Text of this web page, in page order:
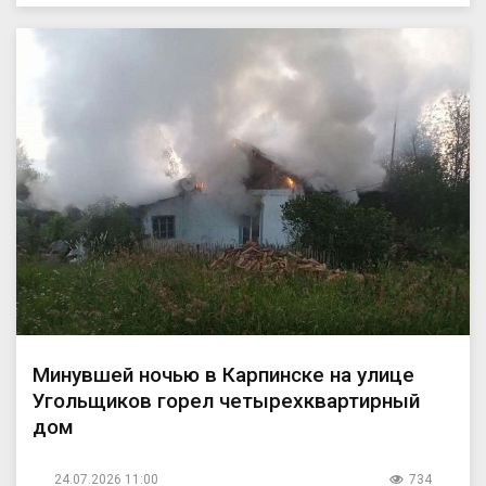
Минувшей ночью в Карпинске на улице
Угольщиков горел четырехквартирный
дом
24.07.2026 11:00 734